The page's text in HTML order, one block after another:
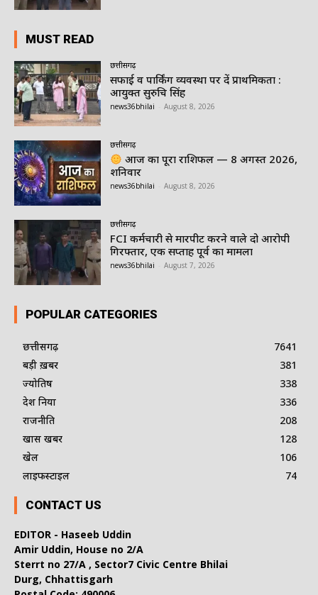
MUST READ
छत्तीसगढ़
सफाई व पार्किंग व्यवस्था पर दें प्राथमिकता :
आयुक्त सुरुचि सिंह
news36bhilai August 8, 2026
छत्तीसगढ़
आज का पूरा राशिफल — 8 अगस्त 2026,
शनिवार
news36bhilai August 8, 2026
छत्तीसगढ़
FCI कर्मचारी से मारपीट करने वाले दो आरोपी
गिरफ्तार, एक सप्ताह पूर्व का मामला
news36bhilai August 7, 2026
POPULAR CATEGORIES
छत्तीसगढ़
7641
बड़ी ख़बर
381
ज्योतिष
338
देश दुनिया
336
राजनीति
208
खास खबर
128
खेल
106
लाइफस्टाइल
74
CONTACT US
EDITOR - Haseeb Uddin
Amir Uddin, House no 2/A
Sterrt no 27/A , Sector7 Civic Centre Bhilai
Durg, Chhattisgarh